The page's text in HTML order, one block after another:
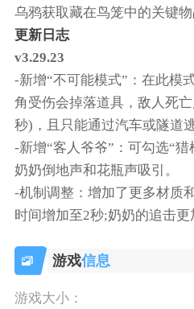
乌鸦获取藏在鸟笼中的关键物
更新日志
v3.29.23
-新增“不可能模式”：在此模
角受伤会掉落道具，敌人死
秒)，且只能通过汽车或隧道逃
-新增“客人爷爷”：可勾选“
奶奶倒地声和花瓶声吸引。
-机制调整：增加了更多材质
时间增加至2秒;奶奶的追击更
游戏信息
游戏大小：